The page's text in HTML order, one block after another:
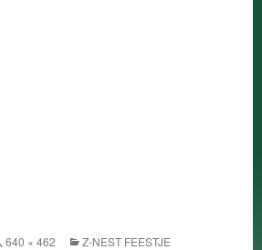
640 × 462 Z-NEST FEESTJE